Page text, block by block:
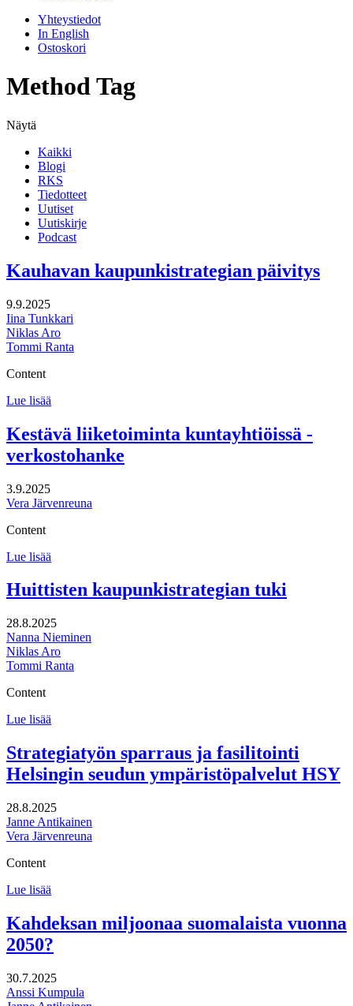
Yhteystiedot
In English
Ostoskori
Method Tag
Näytä
Kaikki
Blogi
RKS
Tiedotteet
Uutiset
Uutiskirje
Podcast
Kauhavan kaupunkistrategian päivitys
9.9.2025
Iina Tunkkari
Niklas Aro
Tommi Ranta
Content
Lue lisää
päivitys
Kestävä liiketoiminta kuntayhtiöissä -
verkostohanke
3.9.2025
Vera Järvenreuna
Content
Lue lisää
kuntayhtiöissä
-
Huittisten kaupunkistrategian tuki​
28.8.2025
Nanna Nieminen
Niklas Aro
Tommi Ranta
Content
Lue lisää
tuki​
Strategiatyön sparraus ja fasilitointi
Helsingin seudun ympäristöpalvelut HSY
28.8.2025
Janne Antikainen
Vera Järvenreuna
Content
Lue lisää
fasilitointi
Helsingin
ympäristöpalvelut
HSY
Kahdeksan miljoonaa suomalaista vuonna
2050?
30.7.2025
Anssi Kumpula